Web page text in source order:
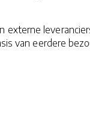
externe
van eerdere